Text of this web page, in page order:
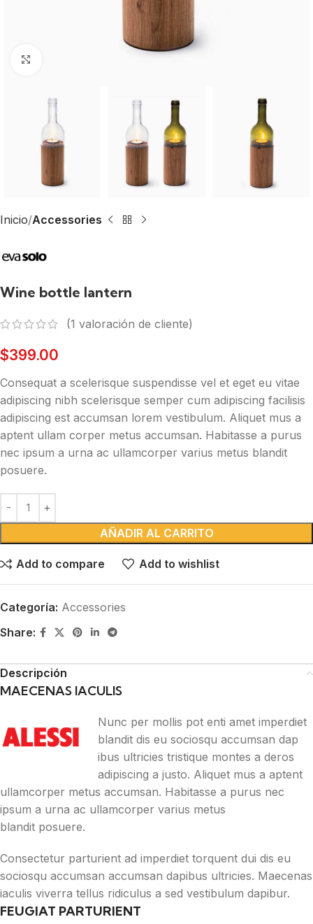
Inicio Accessories
Wine bottle lantern
(1 valoración de cliente)
$399.00
Consequat a scelerisque suspendisse vel et eget eu vitae
adipiscing nibh scelerisque semper cum adipiscing facilisis
adipiscing est accumsan lorem vestibulum. Aliquet mus a
aptent ullam corper metus accumsan. Habitasse a purus
nec ipsum a urna ac ullamcorper varius metus blandit
posuere.
AÑADIR AL CARRITO
Add to compare Add to wishlist
Categoría: Accessories
Share:
Descripción
MAECENAS IACULIS
Nunc per mollis pot enti amet imperdiet
blandit dis eu sociosqu accumsan dap
ibus ultricies tristique montes a deros
adipiscing a justo. Aliquet mus a aptent
ullamcorper metus accumsan. Habitasse a purus nec
ipsum a urna ac ullamcorper varius metus
blandit posuere.
Consectetur parturient ad imperdiet torquent dui dis eu
sociosqu accumsan accumsan dapibus ultricies. Maecenas
iaculis viverra tellus ridiculus a sed vestibulum dapibur.
FEUGIAT PARTURIENT